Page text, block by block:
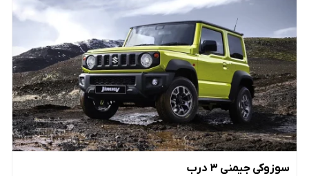
سوزوکی جیمنی ۳ درب